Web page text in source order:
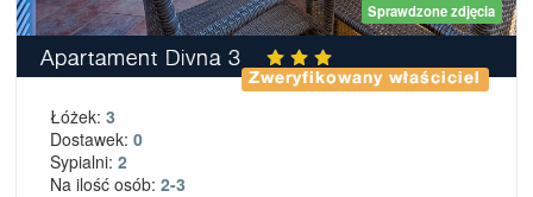
Sprawdzone zdjęcia
Apartament Divna 3
Zweryfikowany właściciel
Łóżek: 3
Dostawek: 0
Sypialni: 2
Na ilość osób: 2-3